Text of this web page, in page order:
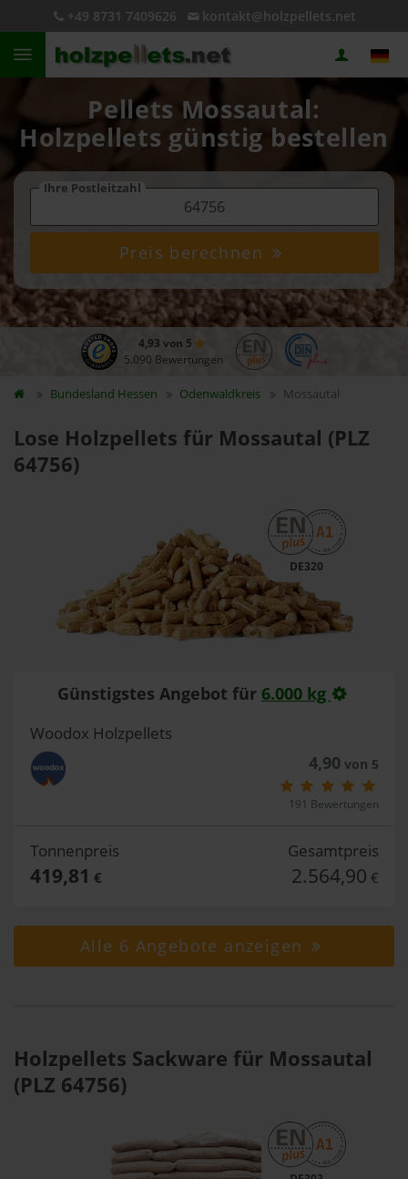
+49 8731 7409626 kontakt@holzpellets.net
Pellets Mossautal:
Holzpellets günstig bestellen
Ihre Postleitzahl
Preis berechnen
4,93 von 5
5.090 Bewertungen
Bundesland Hessen Odenwaldkreis Mossautal
Lose Holzpellets für Mossautal (PLZ
64756)
DE320
Günstigstes Angebot für 6.000 kg
Woodox Holzpellets
4,90 von 5
191 Bewertungen
Tonnenpreis
419,81 €
Gesamtpreis
2.564,90 €
Alle 6 Angebote anzeigen
Holzpellets Sackware für Mossautal
(PLZ 64756)